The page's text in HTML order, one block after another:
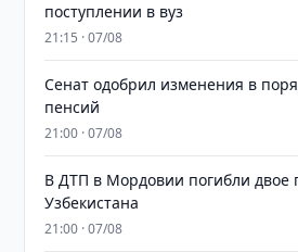
поступлении в вуз
21:15 · 07/08
Сенат одобрил изменения в
пенсий
21:00 · 07/08
В ДТП в Мордовии погибли двое
Узбекистана
21:00 · 07/08